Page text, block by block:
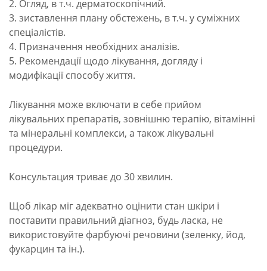
2. Огляд, в т.ч. дерматоскопічний.
3. зиставлення плану обстежень, в т.ч. у суміжних
спеціалістів.
4. Призначення необхідних аналізів.
5. Рекомендації щодо лікування, догляду і
модифікації способу життя.
Лікування може включати в себе прийом
лікувальних препаратів, зовнішню терапію, вітамінні
та мінеральні комплекси, а також лікувальні
процедури.
Консультация триває до 30 хвилин.
Щоб лікар міг адекватно оцінити стан шкіри і
поставити правильний діагноз, будь ласка, не
використовуйте фарбуючі речовини (зеленку, йод,
фукарцин та ін.).